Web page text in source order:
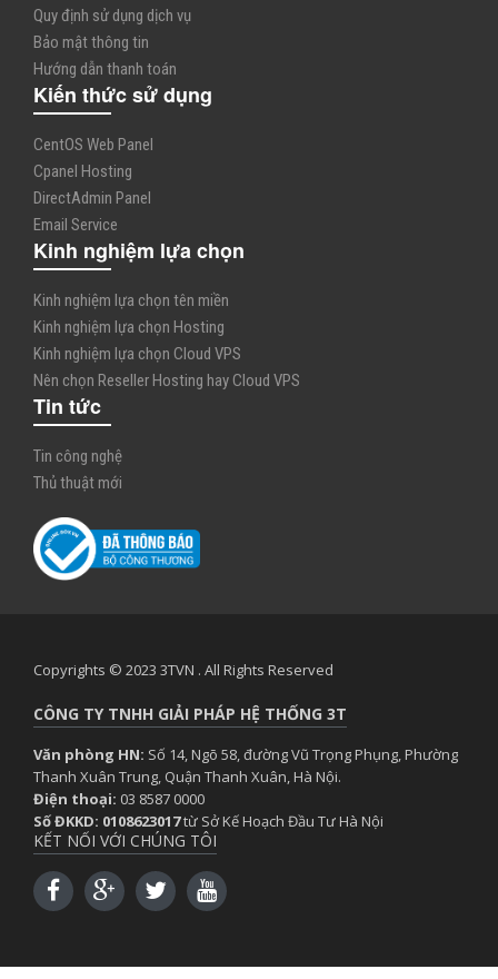
Quy định sử dụng dịch vụ
Bảo mật thông tin
Hướng dẫn thanh toán
Kiến thức sử dụng
CentOS Web Panel
Cpanel Hosting
DirectAdmin Panel
Email Service
Kinh nghiệm lựa chọn
Kinh nghiệm lựa chọn tên miền
Kinh nghiệm lựa chọn Hosting
Kinh nghiệm lựa chọn Cloud VPS
Nên chọn Reseller Hosting hay Cloud VPS
Tin tức
Tin công nghệ
Thủ thuật mới
Copyrights © 2023 3TVN . All Rights Reserved
CÔNG TY TNHH GIẢI PHÁP HỆ THỐNG 3T
Văn phòng HN: Số 14, Ngõ 58, đường Vũ Trọng Phụng, Phường
Thanh Xuân Trung, Quận Thanh Xuân, Hà Nội.
Điện thoại: 03 8587 0000
Số ĐKKD: 0108623017từ Sở Kế Hoạch Đầu Tư Hà Nội
KẾT NỐI VỚI CHÚNG TÔI